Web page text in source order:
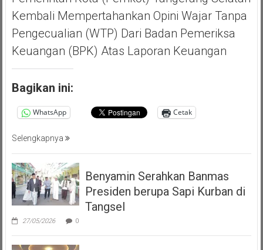
Kembali Mempertahankan Opini Wajar Tanpa
Pengecualian (WTP) Dari Badan Pemeriksa
Keuangan (BPK) Atas Laporan Keuangan
Bagikan ini:
WhatsApp Cetak
Selengkapnya
Benyamin Serahkan Banmas
Presiden berupa Sapi Kurban di
Tangsel
27/05/2026 0